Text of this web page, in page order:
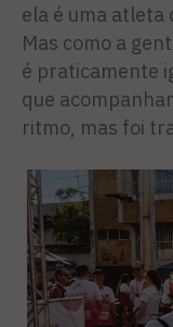
ela é uma
Mas como a
é praticamente
que
ritmo, mas foi